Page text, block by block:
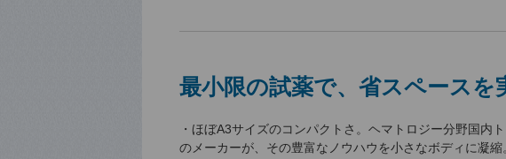
最小限の試薬で、省スペースを
・ほぼA3サイズのコンパクトさ。ヘマトロジー分野国内
のメーカーが、その豊富なノウハウを小さなボディに凝縮